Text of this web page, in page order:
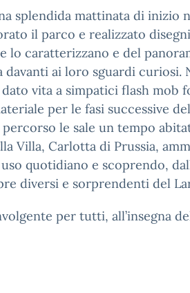
splendida mattinata di inizio
il parco e realizzato
lo caratterizzano e del
davanti ai loro sguardi curiosi.
vita a simpatici flash mob
per le fasi successive
le sale un tempo
Villa, Carlotta di Prussia,
quotidiano e scoprendo,
diversi e sorprendenti del
per tutti, all’insegna